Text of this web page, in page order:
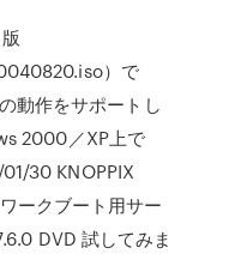
）で
動作をサポートし
2000／XP上で
30 KNOPPIX
ークブート用サー
DVD 試してみま